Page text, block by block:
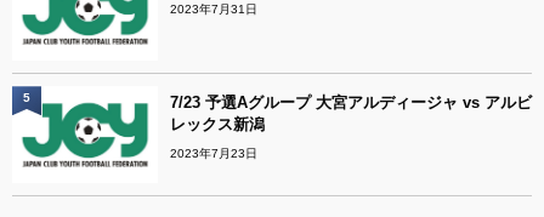
2023年7月31日
7/23 予選Aグループ 大宮アルディージャ vs アルビ
レックス新潟
2023年7月23日
5